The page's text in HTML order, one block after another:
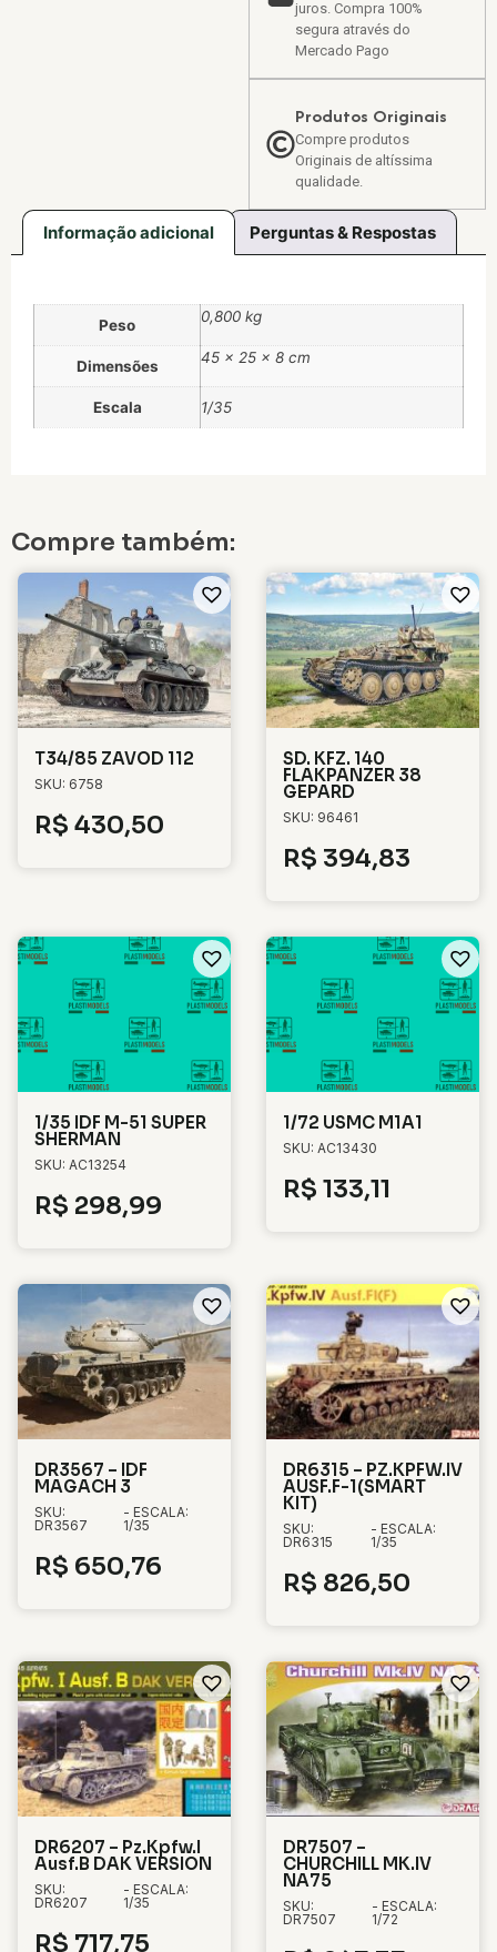
juros. Compra 100%
segura através do
Mercado Pago
Produtos Originais
Compre produtos
Originais de altíssima
qualidade.
Informação adicional Perguntas & Respostas
Peso 0,800 kg
Dimensões 45 × 25 × 8 cm
Escala 1/35
Compre também:
T34/85 ZAVOD 112
SKU: 6758
R$ 430,50
SD. KFZ. 140
FLAKPANZER 38
GEPARD
SKU: 96461
R$ 394,83
1/35 IDF M-51 SUPER
SHERMAN
SKU: AC13254
R$ 298,99
1/72 USMC M1A1
SKU: AC13430
R$ 133,11
DR3567 – IDF
MAGACH 3
SKU:
DR3567
- ESCALA:
1/35
R$ 650,76
DR6315 – PZ.KPFW.IV
AUSF.F-1(SMART
KIT)
SKU:
DR6315
- ESCALA:
1/35
R$ 826,50
DR6207 – Pz.Kpfw.I
Ausf.B DAK VERSION
SKU:
DR6207
- ESCALA:
1/35
R$ 717,75
DR7507 –
CHURCHILL MK.IV
NA75
SKU:
DR7507
- ESCALA:
1/72